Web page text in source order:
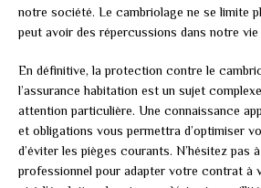
notre société. Le cambriolage ne se limite
peut avoir des répercussions dans notre vie
En définitive, la protection contre le
l’assurance habitation est un sujet
attention particulière. Une connaissance
et obligations vous permettra d’optimiser
d’éviter les pièges courants. N’hésitez pas
professionnel pour adapter votre contrat à